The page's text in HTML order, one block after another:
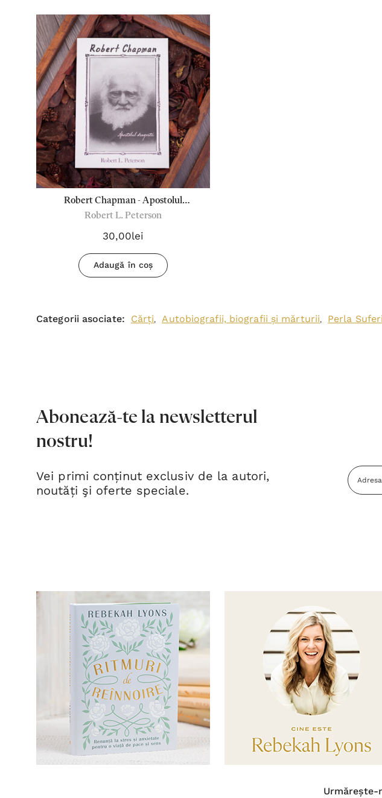
Robert Chapman - Apostolul
dragostei
Robert L. Peterson
30,00lei
Adaugă în coș
Categorii asociate: Cărți, Autobiografii, biografii și mărturii, Perla
Abonează-te la newsletterul
nostru!
Vei primi conținut exclusiv de la autori,
noutăți şi oferte speciale.
Adresa
Email
Urmărește-